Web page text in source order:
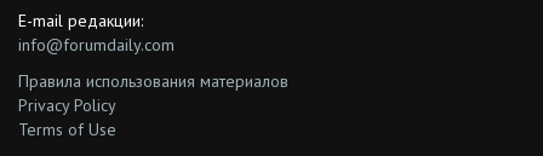
E-mail редакции:
info@forumdaily.com
Правила использования материалов
Privacy Policy
Terms of Use